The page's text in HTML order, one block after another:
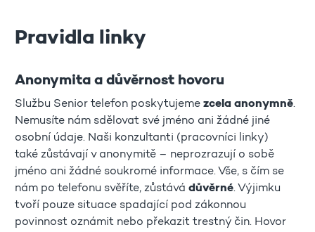
Pravidla linky
Anonymita a důvěrnost hovoru
Službu Senior telefon poskytujeme zcela anonymně.
Nemusíte nám sdělovat své jméno ani žádné jiné
osobní údaje. Naši konzultanti (pracovníci linky)
také zůstávají v anonymitě – neprozrazují o sobě
jméno ani žádné soukromé informace. Vše, s čím se
nám po telefonu svěříte, zůstává důvěrné. Výjimku
tvoří pouze situace spadající pod zákonnou
povinnost oznámit nebo překazit trestný čin. Hovor